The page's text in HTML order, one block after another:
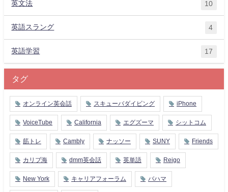
英文法 10
英語スラング 4
英語学習 17
タグ
オンライン英会話 スキューバダイビング iPhone
VoiceTube California エグズーマ シットコム
筋トレ Cambly ナッソー SUNY Friends
カリブ海 dmm英会話 英単語 Reigo
New York キャリアフォーラム バハマ